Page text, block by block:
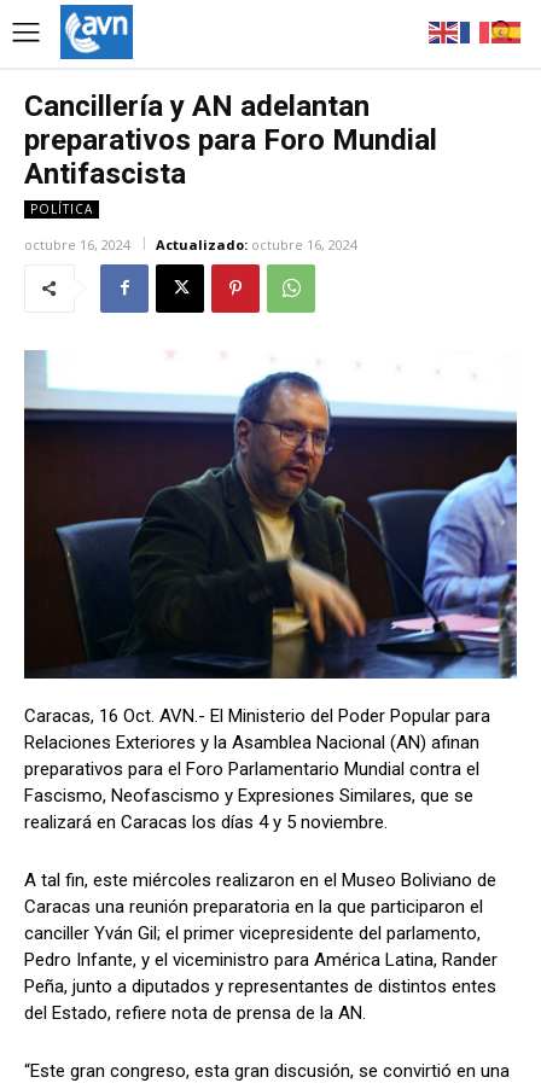
Cancillería y AN adelantan
preparativos para Foro Mundial
Antifascista
POLÍTICA
octubre 16, 2024 Actualizado: octubre 16, 2024
Caracas, 16 Oct. AVN.- El Ministerio del Poder Popular para
Relaciones Exteriores y la Asamblea Nacional (AN) afinan
preparativos para el Foro Parlamentario Mundial contra el
Fascismo, Neofascismo y Expresiones Similares, que se
realizará en Caracas los días 4 y 5 noviembre.
A tal fin, este miércoles realizaron en el Museo Boliviano de
Caracas una reunión preparatoria en la que participaron el
canciller Yván Gil; el primer vicepresidente del parlamento,
Pedro Infante, y el viceministro para América Latina, Rander
Peña, junto a diputados y representantes de distintos entes
del Estado, refiere nota de prensa de la AN.
“Este gran congreso, esta gran discusión, se convirtió en una